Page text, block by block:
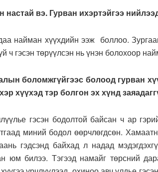
настай вэ. Гурван ихэртэйгээ
найман хүүхдийн ээж боллоо.
ч гэсэн төрүүлсэн нь үнэн болохоор
боломжгүйгээс болоод гурван
хүүхэд тэр болгон эх хүнд
гэсэн бодолтой байсан ч ар
миний бодол өөрчлөгдсөн.
гэдсэнд байхад л надад
юм билээ. Тэгээд намайг төрсний